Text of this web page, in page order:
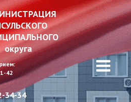
округа
42
34-34